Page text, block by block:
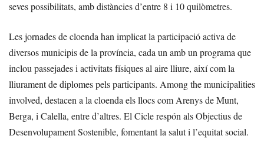
seves possibilitats, amb distàncies d’entre 8 i 10 quilòmetres.
Les jornades de cloenda han implicat la participació activa de
diversos municipis de la província, cada un amb un programa que
inclou passejades i activitats físiques al aire lliure, així com la
lliurament de diplomes pels participants. Among the municipalities
involved, destacen a la cloenda els llocs com Arenys de Munt,
Berga, i Calella, entre d’altres. El Cicle respón als Objectius de
Desenvolupament Sostenible, fomentant la salut i l’equitat social.